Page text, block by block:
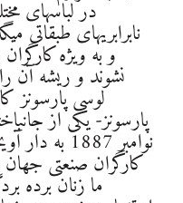
در لباسهای
نابرابریهای طبقاتی
و به ویژه
نشوند و ریشه آن
لوسی پارسونز
کارگران صنعتی
ما زنان برده